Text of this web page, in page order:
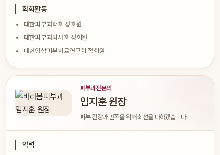
학회활동
대한피부과학회 정회원
대한피부과의사회 정회원
대한임상피부치료연구회 정회원
피부과전문의
임지훈 원장
피부 건강과 만족을 위해 최선을 다하겠습니다.
약력